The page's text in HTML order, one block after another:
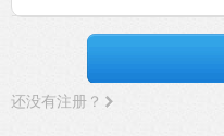
还没有注册？